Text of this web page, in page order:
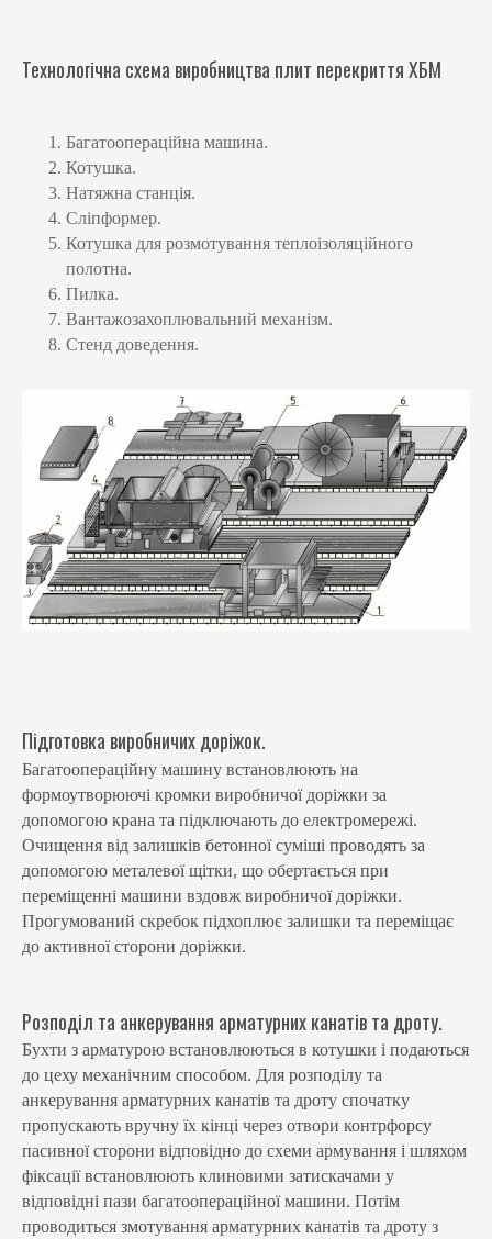
Технологічна схема виробництва плит перекриття ХБМ
Багатоопераційна машина.
Котушка.
Натяжна станція.
Сліпформер.
Котушка для розмотування теплоізоляційного
полотна.
Пилка.
Вантажозахоплювальний механізм.
Стенд доведення.
Підготовка виробничих доріжок.
Багатоопераційну машину встановлюють на
формоутворюючі кромки виробничої доріжки за
допомогою крана та підключають до електромережі.
Очищення від залишків бетонної суміші проводять за
допомогою металевої щітки, що обертається при
переміщенні машини вздовж виробничої доріжки.
Прогумований скребок підхоплює залишки та переміщає
до активної сторони доріжки.
Розподіл та анкерування арматурних канатів та дроту.
Бухти з арматурою встановлюються в котушки і подаються
до цеху механічним способом. Для розподілу та
анкерування арматурних канатів та дроту спочатку
пропускають вручну їх кінці через отвори контрфорсу
пасивної сторони відповідно до схеми армування і шляхом
фіксації встановлюють клиновими затискачами у
відповідні пази багатоопераційної машини. Потім
проводиться змотування арматурних канатів та дроту з